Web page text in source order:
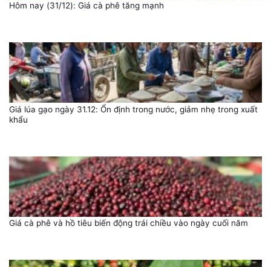
Hôm nay (31/12): Giá cà phê tăng mạnh
Giá lúa gạo ngày 31.12: Ổn định trong nước, giảm nhẹ trong xuất
khẩu
Giá cà phê và hồ tiêu biến động trái chiều vào ngày cuối năm